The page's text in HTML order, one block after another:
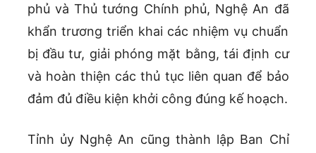
phủ và Thủ tướng Chính phủ, Nghệ An đã
khẩn trương triển khai các nhiệm vụ chuẩn
bị đầu tư, giải phóng mặt bằng, tái định cư
và hoàn thiện các thủ tục liên quan để bảo
đảm đủ điều kiện khởi công đúng kế hoạch.
Tỉnh ủy Nghệ An cũng thành lập Ban Chỉ